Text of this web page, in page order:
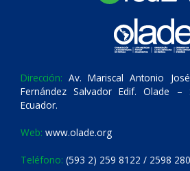
Dirección: Av. Mariscal Antonio
Fernández Salvador Edif. Olade
Ecuador.
Web: www.olade.org
Teléfono: (593 2) 259 8122 / 2598 280